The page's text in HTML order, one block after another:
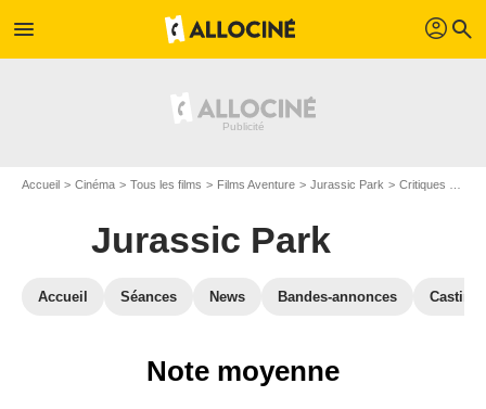
menu profil search
Accueil Cinéma Tous les films Films Aventure Jurassic Park Critiques Jurassic Park
Jurassic Park
Accueil Séances News Bandes-annonces Casting
Note moyenne